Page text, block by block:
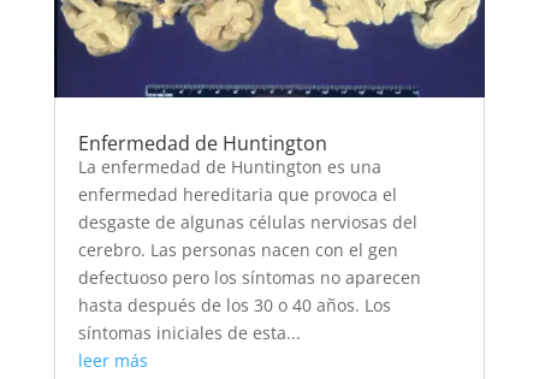
Enfermedad de Huntington
La enfermedad de Huntington es una
enfermedad hereditaria que provoca el
desgaste de algunas células nerviosas del
cerebro. Las personas nacen con el gen
defectuoso pero los síntomas no aparecen
hasta después de los 30 o 40 años. Los
síntomas iniciales de esta...
leer más